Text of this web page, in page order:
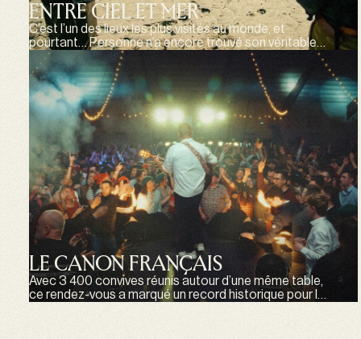
ENTRE CIEL ET MER
C’est l’un des lieux les plus visités au monde, et
pourtant… Personne n’a encore trouvé son véritable
trésor. C’est avec l’envie de découvrir ce mystère,
caché derrière ses pierres multiséculaires et les
anciennes légendes, que nous nous sommes rendus
sur ce Mont sacré.
LE CANON FRANÇAIS
Avec 3 400 convives réunis autour d’une même table,
ce rendez-vous a marqué un record historique pour la